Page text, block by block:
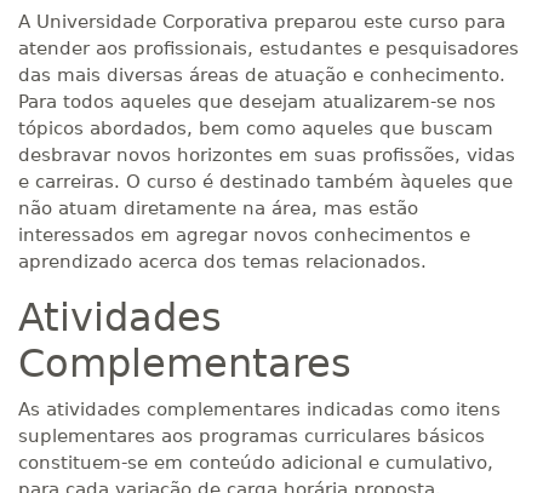
A Universidade Corporativa preparou este curso para
atender aos profissionais, estudantes e pesquisadores
das mais diversas áreas de atuação e conhecimento.
Para todos aqueles que desejam atualizarem-se nos
tópicos abordados, bem como aqueles que buscam
desbravar novos horizontes em suas profissões, vidas
e carreiras. O curso é destinado também àqueles que
não atuam diretamente na área, mas estão
interessados em agregar novos conhecimentos e
aprendizado acerca dos temas relacionados.
Atividades
Complementares
As atividades complementares indicadas como itens
suplementares aos programas curriculares básicos
constituem-se em conteúdo adicional e cumulativo,